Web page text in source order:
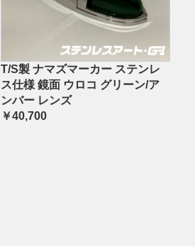
T/S製 ナマズマーカー ステンレ
ス仕様 鏡面 ウロコ グリーン/ア
ンバー レンズ
￥40,700